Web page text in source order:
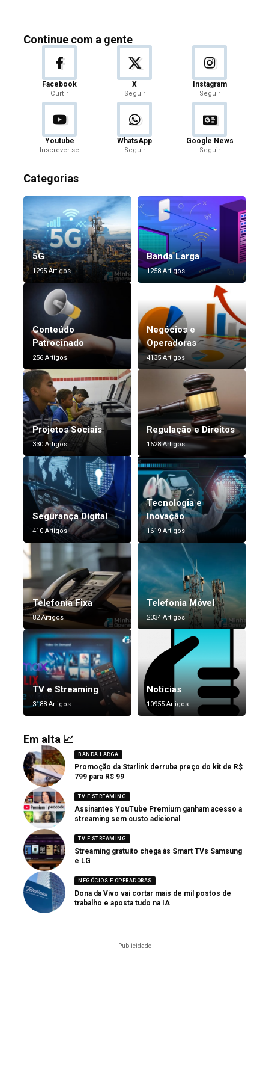
Continue com a gente
Facebook
Curtir
X
Seguir
Instagram
Seguir
Youtube
Inscrever-se
WhatsApp
Seguir
Google News
Seguir
Categorias
5G
1295 Artigos
Banda Larga
1258 Artigos
Conteúdo
Patrocinado
256 Artigos
Negócios e
Operadoras
4135 Artigos
Projetos Sociais
330 Artigos
Regulação e Direitos
1628 Artigos
Segurança Digital
410 Artigos
Tecnologia e
Inovação
1619 Artigos
Telefonia Fixa
82 Artigos
Telefonia Móvel
2334 Artigos
TV e Streaming
3188 Artigos
Notícias
10955 Artigos
Em alta 📈
BANDA LARGA
Promoção da Starlink derruba preço do kit de R$
799 para R$ 99
TV E STREAMING
Assinantes YouTube Premium ganham acesso a
streaming sem custo adicional
TV E STREAMING
Streaming gratuito chega às Smart TVs Samsung
e LG
NEGÓCIOS E OPERADORAS
Dona da Vivo vai cortar mais de mil postos de
trabalho e aposta tudo na IA
- Publicidade -